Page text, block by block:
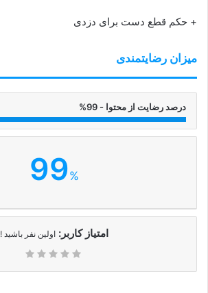
+ حکم قطع دست برای دزدی
میزان رضایتمندی
درصد رضایت از محتوا - 99%
99%
امتیاز کاربر: اولین نفر باشید !